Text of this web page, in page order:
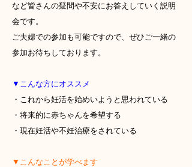
など皆さんの疑問や不安にお答えしていく説明
会です。
ご夫婦での参加も可能ですので、 ぜひご一緒の
参加お待ちしております。
▼こんな方にオススメ
・これから妊活を始めいようと思われている
・将来的に赤ちゃんを希望する
・現在妊活や不妊治療をされている
▼こんなことが学べます